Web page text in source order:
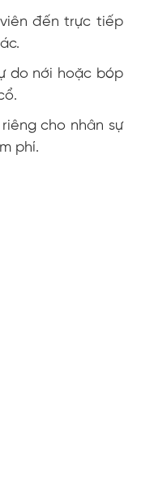
đến trực tiếp
do nới hoặc bóp
cho nhân sự
phí.